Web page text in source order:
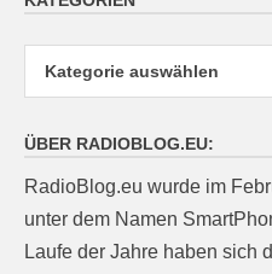
ÜBER RADIOBLOG.EU:
RadioBlog.eu wurde im
unter dem Namen
Laufe der Jahre haben sich